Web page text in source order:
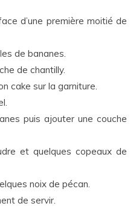
d’une première moitié de
de bananes.
de chantilly.
cake sur la garniture.
puis ajouter une couche
et quelques copeaux de
noix de pécan.
de servir.